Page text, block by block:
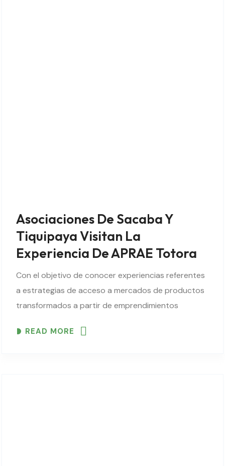
Asociaciones De Sacaba Y
Tiquipaya Visitan La
Experiencia De APRAE Totora
Con el objetivo de conocer experiencias referentes
a estrategias de acceso a mercados de productos
transformados a partir de emprendimientos
18 de mayo, 5 asociaciones de Tiquipaya y Sacaba,
READ MORE